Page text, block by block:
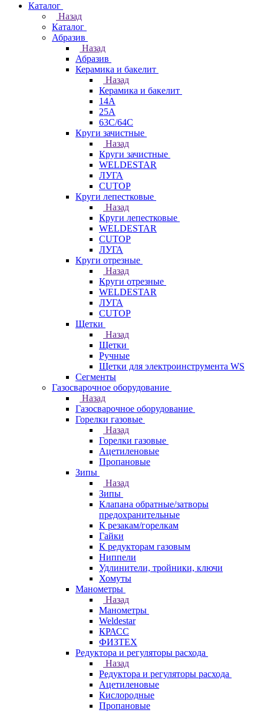
Каталог
Назад
Каталог
Абразив
Назад
Абразив
Керамика и бакелит
Назад
Керамика и бакелит
14А
25А
63С/64С
Круги зачистные
Назад
Круги зачистные
WELDESTAR
ЛУГА
CUTOP
Круги лепестковые
Назад
Круги лепестковые
WELDESTAR
CUTOP
ЛУГА
Круги отрезные
Назад
Круги отрезные
WELDESTAR
ЛУГА
CUTOP
Щетки
Назад
Щетки
Ручные
Щетки для электроинструмента WS
Сегменты
Газосварочное оборудование
Назад
Газосварочное оборудование
Горелки газовые
Назад
Горелки газовые
Ацетиленовые
Пропановые
Зипы
Назад
Зипы
Клапана обратные/затворы
предохранительные
К резакам/горелкам
Гайки
К редукторам газовым
Ниппели
Удлинители, тройники, ключи
Хомуты
Манометры
Назад
Манометры
Weldestar
КРАСС
ФИЗТЕХ
Редуктора и регуляторы расхода
Назад
Редуктора и регуляторы расхода
Ацетиленовые
Кислородные
Пропановые